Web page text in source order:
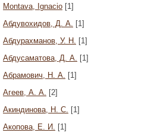
Montava, Ignacio [1]
Абдувохидов, Д. А. [1]
Абдурахманов, У. Н. [1]
Абдусаматова, Д. А. [1]
Абрамович, Н. А. [1]
Агеев, А. А. [2]
Акиндинова, Н. С. [1]
Акопова, Е. И. [1]